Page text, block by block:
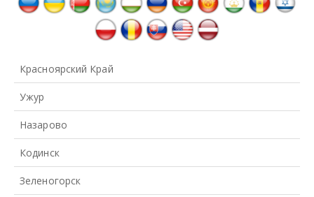
Красноярский Край
Ужур
Назарово
Кодинск
Зеленогорск